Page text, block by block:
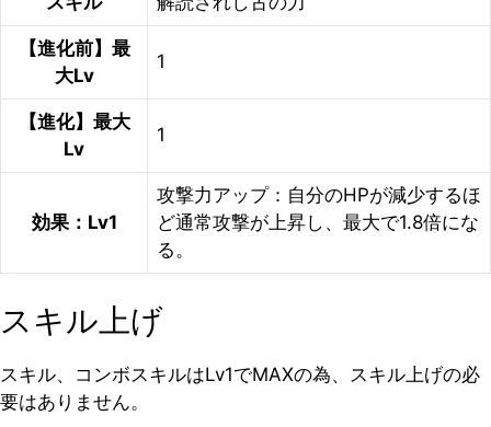
【進化前】最
大Lv
1
【進化】最大
Lv
1
効果：Lv1
攻撃力アップ：自分のHPが減少するほ
ど通常攻撃が上昇し、最大で1.8倍にな
る。
スキル上げ
スキル、コンボスキルはLv1でMAXの為、スキル上げの必
要はありません。